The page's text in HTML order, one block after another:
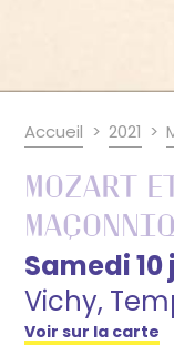
Accueil 2021
Mozart
Samedi 10
Vichy,
Voir sur la carte